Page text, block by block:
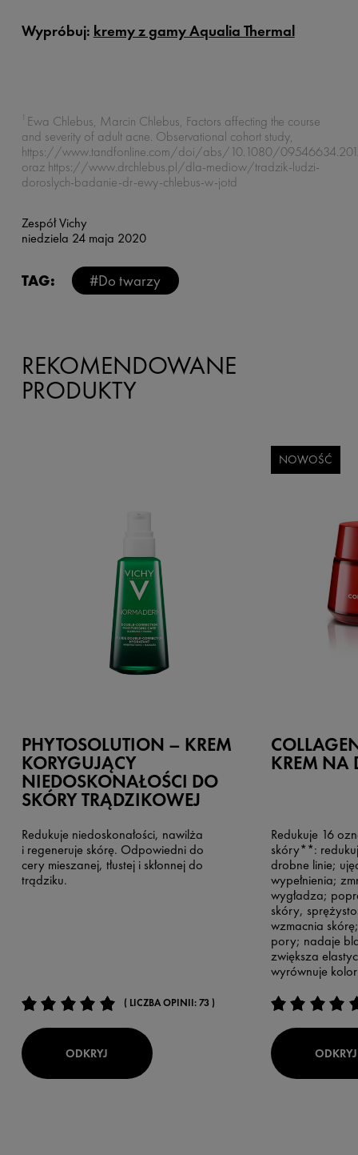
Wypróbuj: kremy z gamy Aqualia Thermal
1 Ewa Chlebus, Marcin Chlebus, Factors affecting the course
and severity of adult acne. Observational cohort study,
https://www.tandfonline.com/doi/abs/10.1080/
oraz https://www.drchlebus.pl/dla-mediow/tradzik-ludzi-
doroslych-badanie-dr-ewy-chlebus-w-jotd
Zespół Vichy
niedziela 24 maja 2020
TAG: #Do twarzy
REKOMENDOWANE
PRODUKTY
PHYTOSOLUTION – KREM
KORYGUJĄCY
NIEDOSKONAŁOŚCI DO
SKÓRY TRĄDZIKOWEJ
Redukuje niedoskonałości, nawilża
i regeneruje skórę. Odpowiedni do
cery mieszanej, tłustej i skłonnej do
trądziku.
( LICZBA OPINII: 73 )
ODKRYJ
NOWOŚĆ
KREM NA
Redukuje 16
skóry**:
drobne linie;
wypełnienia;
wygładza;
skóry,
wzmacnia
pory; nadaje
zwiększa
wyrównuje
ODKRYJ